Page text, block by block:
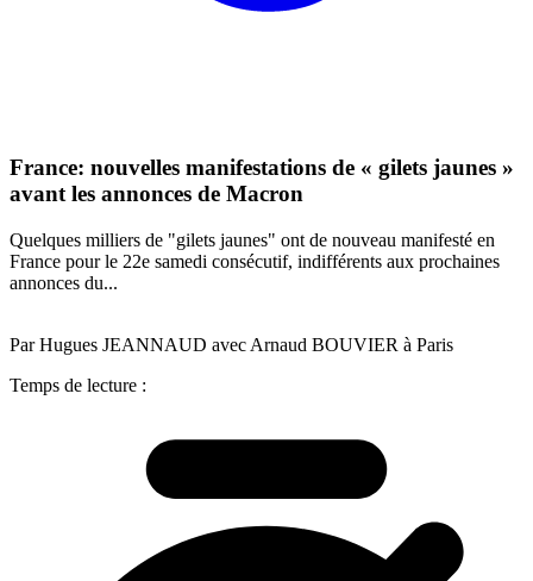
France: nouvelles manifestations de « gilets jaunes »
avant les annonces de Macron
Quelques milliers de "gilets jaunes" ont de nouveau manifesté en
France pour le 22e samedi consécutif, indifférents aux prochaines
annonces du...
Par Hugues JEANNAUD avec Arnaud BOUVIER à Paris
Temps de lecture :